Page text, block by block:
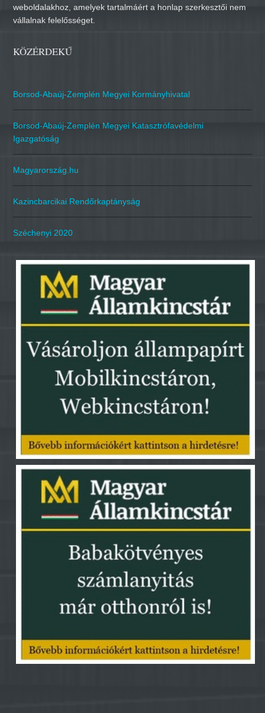
weboldalakhoz, amelyek tartalmáért a honlap szerkesztői nem
vállalnak felelősséget.
KÖZÉRDEKŰ
Borsod-Abaúj-Zemplén Megyei Kormányhivatal
Borsod-Abaúj-Zemplén Megyei Katasztrófavédelmi
Igazgatóság
Magyarország.hu
Kazincbarcikai Rendőrkaptányság
Széchenyi 2020